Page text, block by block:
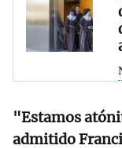
"Estamos
admitido